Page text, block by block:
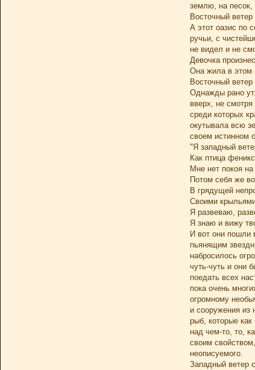
землю, на песок,
Восточный
А этот оазис по
ручьи, с
не видел и не
Девочка
Она жила в этом
Восточный
Однажды рано
вверх, не
среди которых
окутывала всю
своем истинном
"Я западный
Как птица
Мне нет покоя
Потом себя же
В грядущей
Своими
Я развеваю,
Я знаю и вижу
И вот они пошли
пьянящим
набросилось
чуть-чуть и они
поедать всех
пока очень
огромному
и сооружения из
рыб, которые
над чем-то, то,
своим
неописуемого.
Западный ветер